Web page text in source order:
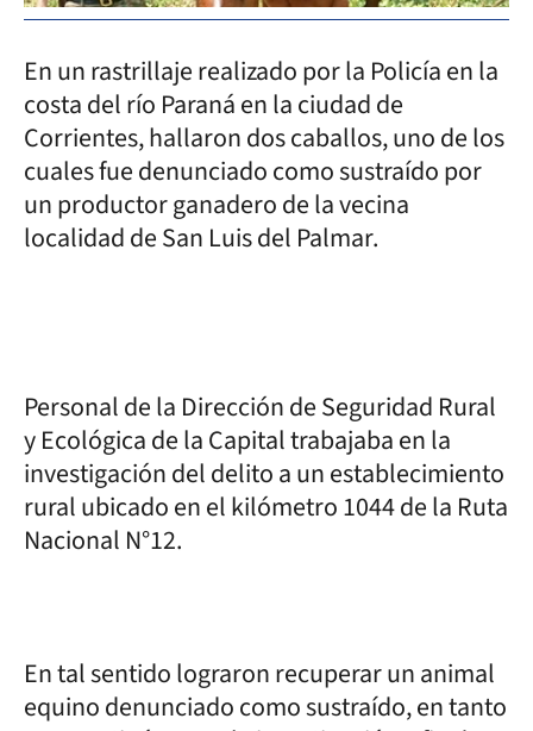
En un rastrillaje realizado por la Policía en la
costa del río Paraná en la ciudad de
Corrientes, hallaron dos caballos, uno de los
cuales fue denunciado como sustraído por
un productor ganadero de la vecina
localidad de San Luis del Palmar.
Personal de la Dirección de Seguridad Rural
y Ecológica de la Capital trabajaba en la
investigación del delito a un establecimiento
rural ubicado en el kilómetro 1044 de la Ruta
Nacional N°12.
En tal sentido lograron recuperar un animal
equino denunciado como sustraído, en tanto